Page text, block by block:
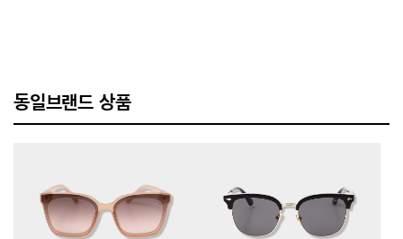
동일브랜드 상품